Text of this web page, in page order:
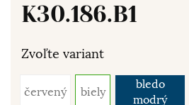
K30.186.B1
Zvoľte variant
červený biely
bledo
modrý